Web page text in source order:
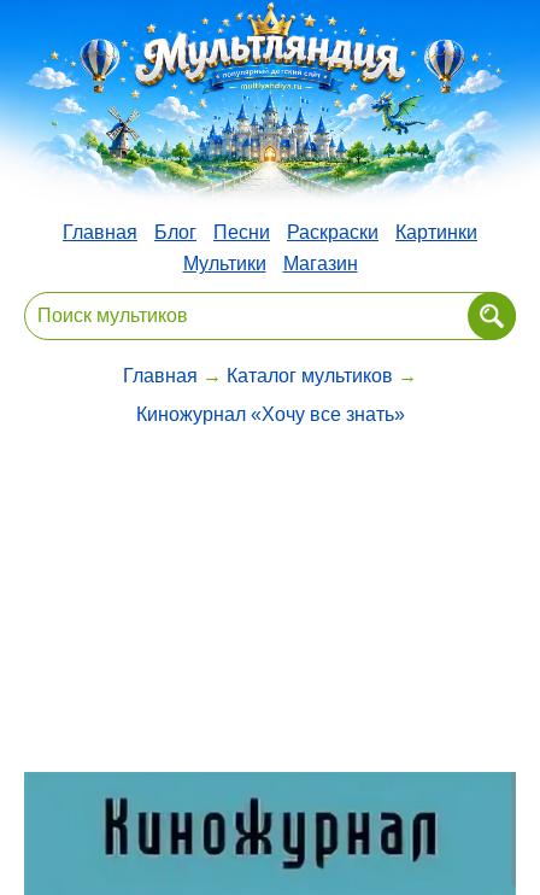
Главная Блог Песни Раскраски
Картинки
Мультики
Магазин
Главная → Каталог мультиков →
Киножурнал «Хочу все знать»